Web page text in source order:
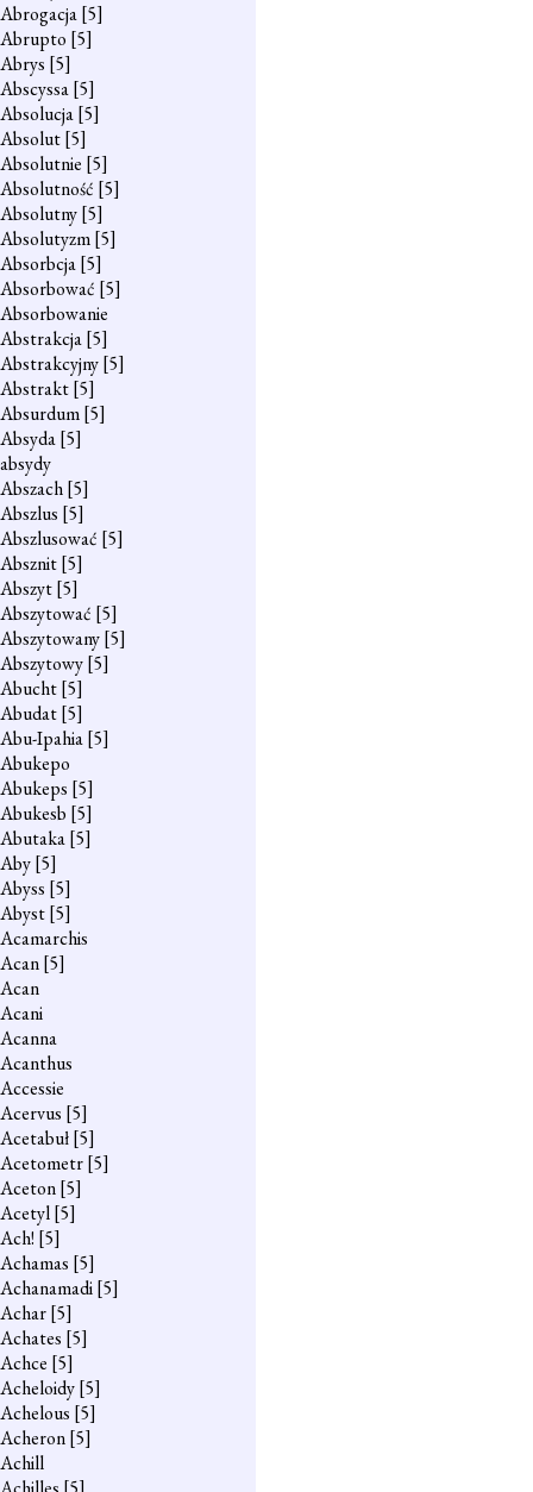
Abrogacja[5]
Abrupto [5]
Abrys [5]
Abscyssa[5]
Absolucja[5]
Absolut[5]
Absolutnie [5]
Absolutność [5]
Absolutny[5]
Absolutyzm[5]
Absorbcja[5]
Absorbować [5]
Absorbowanie
Abstrakcja[5]
Abstrakcyjny[5]
Abstrakt[5]
Absurdum[5]
Absyda[5]
absydy
Abszach[5]
Abszlus [5]
Abszlusować [5]
Absznit[5]
Abszyt[5]
Abszytować [5]
Abszytowany[5]
Abszytowy[5]
Abucht[5]
Abudat[5]
Abu-Ipahia[5]
Abukepo
Abukeps [5]
Abukesb [5]
Abutaka[5]
Aby[5]
Abyss [5]
Abyst[5]
Acamarchis
Acan[5]
Acan
Acani
Acanna
Acanthus
Accessie
Acervus [5]
Acetabuł[5]
Acetometr[5]
Aceton[5]
Acetyl[5]
Ach! [5]
Achamas [5]
Achanamadi[5]
Achar[5]
Achates [5]
Achce [5]
Acheloidy[5]
Achelous [5]
Acheron[5]
Achill